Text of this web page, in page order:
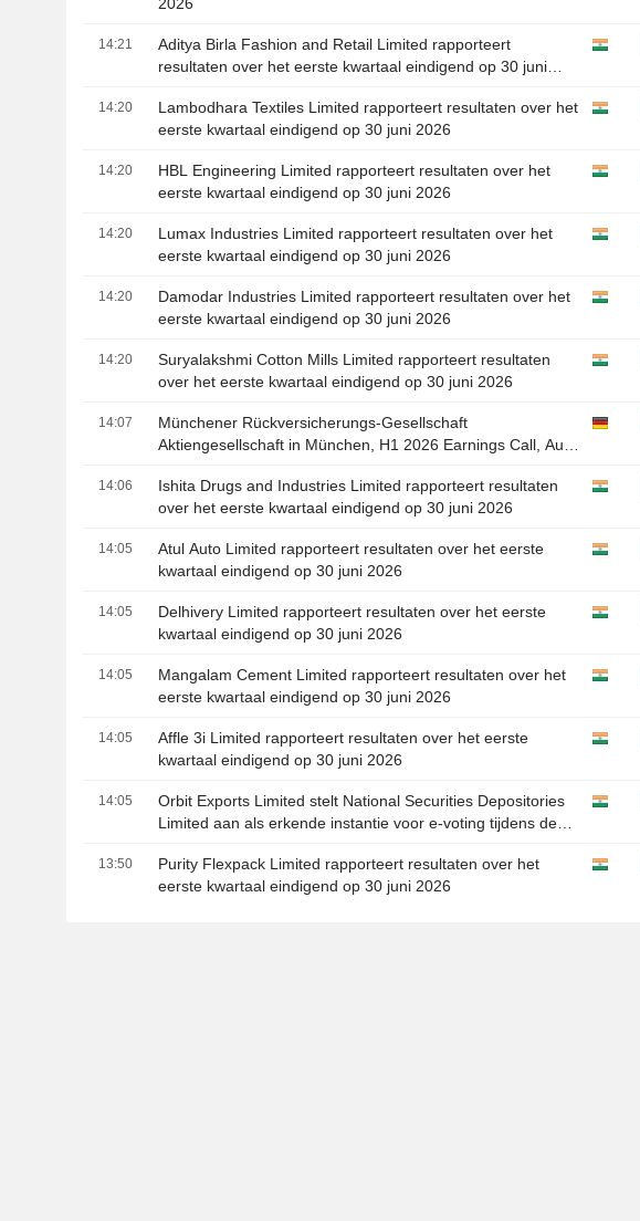
14:21
Aditya Birla Fashion and Retail Limited rapporteert
resultaten over het eerste kwartaal eindigend op 30 juni
14:20
Lambodhara Textiles Limited rapporteert resultaten over het
eerste kwartaal eindigend op 30 juni 2026
14:20
HBL Engineering Limited rapporteert resultaten over het
eerste kwartaal eindigend op 30 juni 2026
14:20
Lumax Industries Limited rapporteert resultaten over het
eerste kwartaal eindigend op 30 juni 2026
14:20
Damodar Industries Limited rapporteert resultaten over het
eerste kwartaal eindigend op 30 juni 2026
14:20
Suryalakshmi Cotton Mills Limited rapporteert resultaten
over het eerste kwartaal eindigend op 30 juni 2026
14:07
Münchener Rückversicherungs-Gesellschaft
Aktiengesellschaft in München, H1 2026 Earnings Call, Aug
14:06
Ishita Drugs and Industries Limited rapporteert resultaten
over het eerste kwartaal eindigend op 30 juni 2026
14:05
Atul Auto Limited rapporteert resultaten over het eerste
kwartaal eindigend op 30 juni 2026
14:05
Delhivery Limited rapporteert resultaten over het eerste
kwartaal eindigend op 30 juni 2026
14:05
Mangalam Cement Limited rapporteert resultaten over het
eerste kwartaal eindigend op 30 juni 2026
14:05
Affle 3i Limited rapporteert resultaten over het eerste
kwartaal eindigend op 30 juni 2026
14:05
Orbit Exports Limited stelt National Securities Depositories
Limited aan als erkende instantie voor e-voting tijdens de
13:50
Purity Flexpack Limited rapporteert resultaten over het
eerste kwartaal eindigend op 30 juni 2026